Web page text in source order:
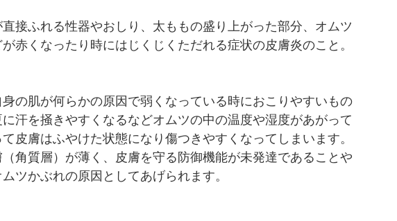
接ふれる性器やおしり、太ももの盛り上がった部分、オムツ
赤くなったり時にはじくじくただれる症状の皮膚炎のこと。
の肌が何らかの原因で弱くなっている時におこりやすいもの
汗を掻きやすくなるなどオムツの中の温度や湿度があがって
皮膚はふやけた状態になり傷つきやすくなってしまいます。
角質層）が薄く、皮膚を守る防御機能が未発達であることや
ツかぶれの原因としてあげられます。